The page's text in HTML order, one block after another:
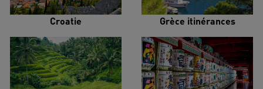
Croatie Grèce itinérances